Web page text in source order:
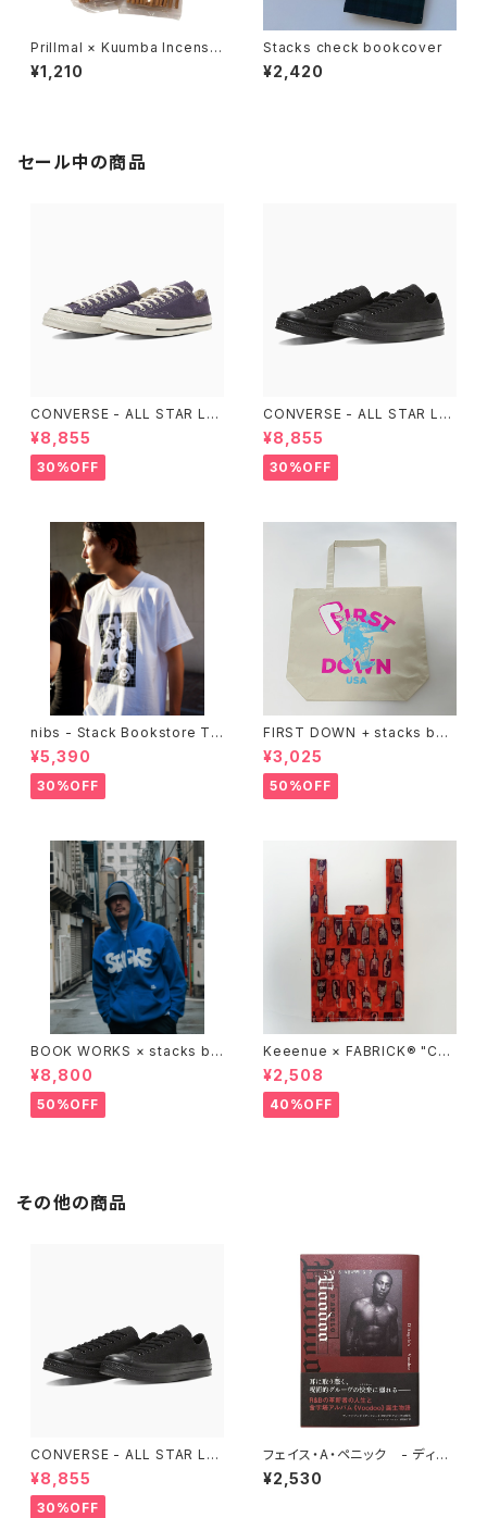
Prillmal × Kuumba Incense
2026 SPRING & SUMMER
¥1,210
Stacks check bookcover
¥2,420
セール中の商品
CONVERSE - ALL STAR LG
CY OX （Purple）
¥8,855
30%OFF
CONVERSE - ALL STAR LG
CY OX （ALL BLACK)
¥8,855
30%OFF
nibs - Stack Bookstore Te
e
¥5,390
30%OFF
FIRST DOWN + stacks boo
kstore BIG TOTE
¥3,025
50%OFF
BOOK WORKS × stacks bo
okstore "Jimbocho Beat Li
brary zip up hood"
¥8,800
50%OFF
Keeenue × FABRICK®︎ "CO
MPACT SHOPPING BAG" st
acks Exclusive model
¥2,508
40%OFF
その他の商品
CONVERSE - ALL STAR LG
CY OX （ALL BLACK)
¥8,855
30%OFF
フェイス・A・ペニック - ディア
ンジェロ《ヴードゥー》がかけた
グルーヴの呪文
¥2,530